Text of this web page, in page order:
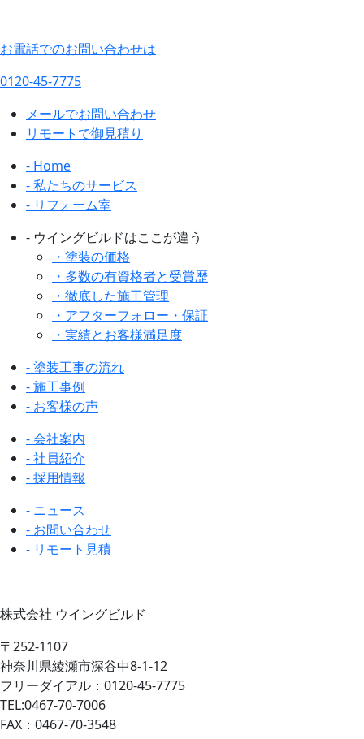
お電話でのお問い合わせは
0120-45-7775
メールでお問い合わせ
リモートで御見積り
- Home
- 私たちのサービス
- リフォーム室
- ウイングビルドはここが違う
・塗装の価格
・多数の有資格者と受賞歴
・徹底した施工管理
・アフターフォロー・保証
・実績とお客様満足度
- 塗装工事の流れ
- 施工事例
- お客様の声
- 会社案内
- 社員紹介
- 採用情報
- ニュース
- お問い合わせ
- リモート見積
株式会社 ウイングビルド
〒252-1107
神奈川県綾瀬市深谷中8-1-12
フリーダイアル：0120-45-7775
TEL:0467-70-7006
FAX：0467-70-3548